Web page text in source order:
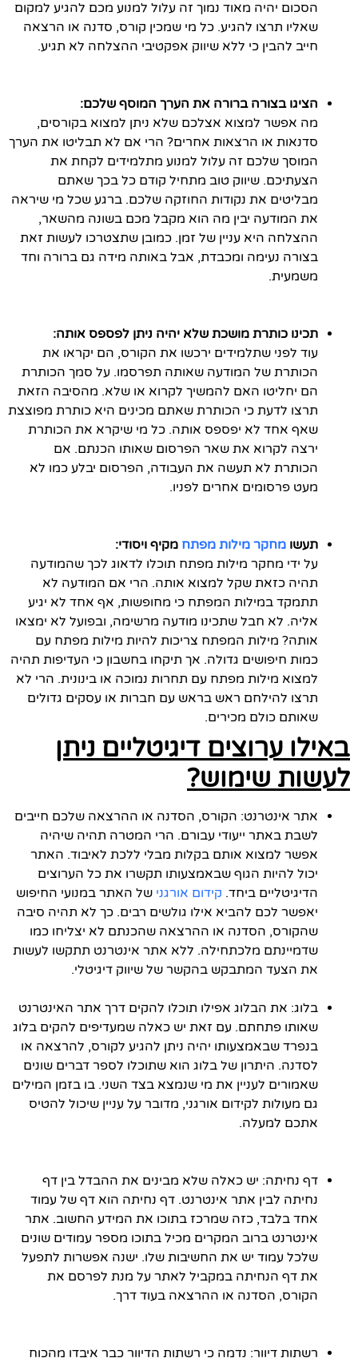
הסכום יהיה מאוד נמוך זה עלול למנוע מכם להגיע למקום
שאליו תרצו להגיע. כל מי שמכין קורס, סדנה או הרצאה
חייב להבין כי ללא שיווק אפקטיבי ההצלחה לא תגיע.
הציגו בצורה ברורה את הערך המוסף שלכם:
מה אפשר למצוא אצלכם שלא ניתן למצוא בקורסים,
סדנאות או הרצאות אחרים? הרי אם לא תבליטו את הערך
המוסך שלכם זה עלול למנוע מתלמידים לקחת את
הצעתיכם. שיווק טוב מתחיל קודם כל בכך שאתם
מבליטים את נקודות החוזקה שלכם. ברגע שכל מי שיראה
את המודעה יבין מה הוא מקבל מכם בשונה מהשאר,
ההצלחה היא עניין של זמן. כמובן שתצטרכו לעשות זאת
בצורה נעימה ומכבדת, אבל באותה מידה גם ברורה וחד
משמעית.
תכינו כותרת מושכת שלא יהיה ניתן לפספס אותה:
עוד לפני שתלמידים ירכשו את הקורס, הם יקראו את
הכותרת של המודעה שאותה תפרסמו. על סמך הכותרת
הם יחליטו האם להמשיך לקרוא או שלא. מהסיבה הזאת
תרצו לדעת כי הכותרת שאתם מכינים היא כותרת מפוצצת
שאף אחד לא יפספס אותה. כל מי שיקרא את הכותרת
ירצה לקרוא את שאר הפרסום שאותו הכנתם. אם
הכותרת לא תעשה את העבודה, הפרסום יבלע כמו לא
מעט פרסומים אחרים לפניו.
תעשו מחקר מילות מפתח מקיף ויסודי:
על ידי מחקר מילות מפתח תוכלו לדאוג לכך שהמודעה
תהיה כזאת שקל למצוא אותה. הרי אם המודעה לא
תתמקד במילות המפתח כי מחופשות, אף אחד לא יגיע
אליה. לא חבל שתכינו מודעה מרשימה, ובפועל לא ימצאו
אותה? מילות המפתח צריכות להיות מילות מפתח עם
כמות חיפושים גדולה. אך תיקחו בחשבון כי העדיפות תהיה
למצוא מילות מפתח עם תחרות נמוכה או בינונית. הרי לא
תרצו להילחם ראש בראש עם חברות או עסקים גדולים
שאותם כולם מכירים.
באילו ערוצים דיגיטליים ניתן
לעשות שימוש?
אתר אינטרנט: הקורס, הסדנה או ההרצאה שלכם חייבים
לשבת באתר ייעודי עבורם. הרי המטרה תהיה שיהיה
אפשר למצוא אותם בקלות מבלי ללכת לאיבוד. האתר
יכול להיות הגוף שבאמצעותו תקשרו את כל הערוצים
הדיגיטליים ביחד. קידום אורגני של האתר במנועי החיפוש
יאפשר לכם להביא אילו גולשים רבים. כך לא תהיה סיבה
שהקורס, הסדנה או ההרצאה שהכנתם לא יצליחו כמו
שדמיינתם מלכתחילה. ללא אתר אינטרנט תתקשו לעשות
את הצעד המתבקש בהקשר של שיווק דיגיטלי.
בלוג: את הבלוג אפילו תוכלו להקים דרך אתר האינטרנט
שאותו פתחתם. עם זאת יש כאלה שמעדיפים להקים בלוג
בנפרד שבאמצעותו יהיה ניתן להגיע לקורס, להרצאה או
לסדנה. היתרון של בלוג הוא שתוכלו לספר דברים שונים
שאמורים לעניין את מי שנמצא בצד השני. בו בזמן המילים
גם מעולות לקידום אורגני, מדובר על עניין שיכול להטיס
אתכם למעלה.
דף נחיתה: יש כאלה שלא מבינים את ההבדל בין דף
נחיתה לבין אתר אינטרנט. דף נחיתה הוא דף של עמוד
אחד בלבד, כזה שמרכז בתוכו את המידע החשוב. אתר
אינטרנט ברוב המקרים מכיל בתוכו מספר עמודים שונים
שלכל עמוד יש את החשיבות שלו. ישנה אפשרות לתפעל
את דף הנחיתה במקביל לאתר על מנת לפרסם את
הקורס, הסדנה או ההרצאה בעוד דרך.
רשתות דיוור: נדמה כי רשתות הדיוור כבר איבדו מהכוח